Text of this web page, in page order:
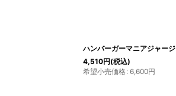
ハンバーガーマニアジャージ
4,510円(税込)
希望小売価格: 6,600円